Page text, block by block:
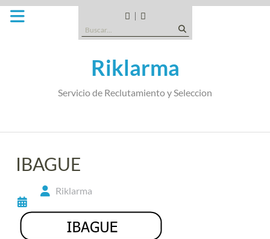
Saltar
CANDIDATOS
TIPO
EMPRESA
SOMOS
Buscar:
Riklarma
Servicio de Reclutamiento y Seleccion
IBAGUE
Riklarma